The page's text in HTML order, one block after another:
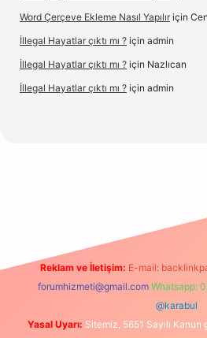
Word Çerçeve Ekleme Nasıl Yapılır için
İllegal Hayatlar çıktı mı ? için admin
İllegal Hayatlar çıktı mı ? için Nazlıcan
İllegal Hayatlar çıktı mı ? için admin
Reklam ve İletişim: E-mail:
forumhizmeti@gmail.com Whatsapp:
@karabul
Yasal Uyarı: Sitemiz, 5651 Sayılı